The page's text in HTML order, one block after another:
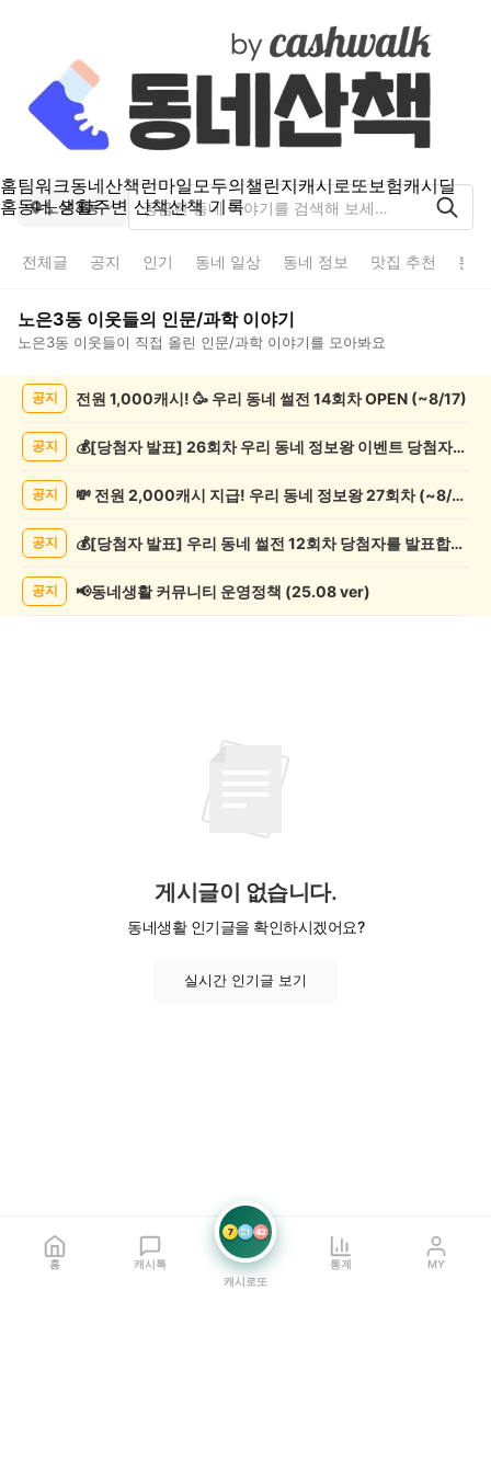
홈팀워크동네산책런마일모두의챌린지캐시로또보험캐시딜
홈동네 생활주변 산책산책 기록
노은3동
전체글 공지 인기 동네 일상 동네 정보 맛집 추천 분
노은3동 이웃들의 인문/과학이야기
노은3동 이웃들이 직접 올린 인문/과학 이야기를 모아봐요
문/
목
공지 전원 1,000캐시! 🥳 우리 동네 썰전 14회차 OPEN (~8/17)
공지 💰[당첨자 발표] 26회차 우리 동네 정보왕 이벤트 당첨자를 발표합니다!
공지 💸 전원 2,000캐시 지급! 우리 동네 정보왕 27회차 (~8/10)
공지 💰[당첨자 발표] 우리 동네 썰전 12회차 당첨자를 발표합니다!
공지 📢동네생활 커뮤니티 운영정책 (25.08 ver)
게시글이 없습니다.
동네생활 인기글을 확인하시겠어요?
실시간 인기글 보기
홈 캐시톡
7 21 42
캐시로또
통계 MY